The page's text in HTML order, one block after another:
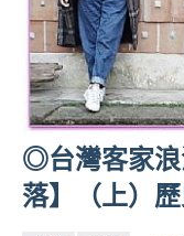
◎台灣客家浪
落】（上）